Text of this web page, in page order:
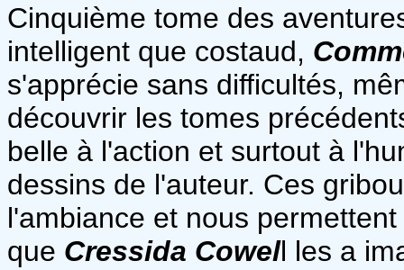
Cinquième tome des
intelligent que costaud,
s'apprécie sans difficultés,
découvrir les tomes
belle à l'action et surtout à
dessins de l'auteur. Ces
l'ambiance et nous
que Cressida Cowell les a